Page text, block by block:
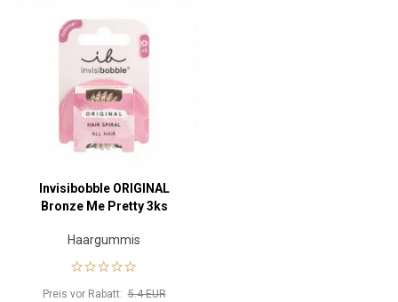
Invisibobble ORIGINAL
Bronze Me Pretty 3ks
Haargummis
Preis vor Rabatt:5.4 EUR